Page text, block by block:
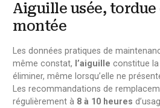
Aiguille usée, tordue
montée
Les données pratiques de
même constat, l’aiguille constitue
éliminer, même lorsqu’elle ne
Les recommandations de
régulièrement à 8 à 10 heures